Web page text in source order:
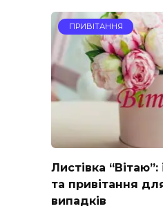
ПРИВІТАННЯ
Листівка
та привітання
випадків